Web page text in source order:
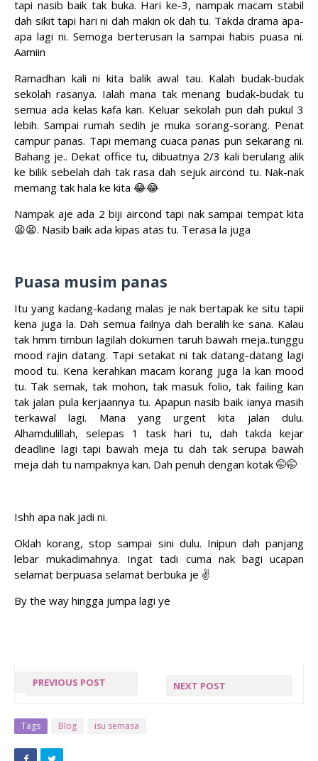
tapi nasib baik tak buka. Hari ke-3, nampak macam stabil
dah sikit tapi hari ni dah makin ok dah tu. Takda drama apa-
apa lagi ni. Semoga berterusan la sampai habis puasa ni.
Aamiin
Ramadhan kali ni kita balik awal tau. Kalah budak-budak
sekolah rasanya. Ialah mana tak menang budak-budak tu
semua ada kelas kafa kan. Keluar sekolah pun dah pukul 3
lebih. Sampai rumah sedih je muka sorang-sorang. Penat
campur panas. Tapi memang cuaca panas pun sekarang ni.
Bahang je.. Dekat office tu, dibuatnya 2/3 kali berulang alik
ke bilik sebelah dah tak rasa dah sejuk aircond tu. Nak-nak
memang tak hala ke kita 😂😂
Nampak aje ada 2 biji aircond tapi nak sampai tempat kita
😫😫. Nasib baik ada kipas atas tu. Terasa la juga
Puasa musim panas
Itu yang kadang-kadang malas je nak bertapak ke situ tapii
kena juga la. Dah semua failnya dah beralih ke sana. Kalau
tak hmm timbun lagilah dokumen taruh bawah meja..tunggu
mood rajin datang. Tapi setakat ni tak datang-datang lagi
mood tu. Kena kerahkan macam korang juga la kan mood
tu. Tak semak, tak mohon, tak masuk folio, tak failing kan
tak jalan pula kerjaannya tu. Apapun nasib baik ianya masih
terkawal lagi. Mana yang urgent kita jalan dulu.
Alhamdulillah, selepas 1 task hari tu, dah takda kejar
deadline lagi tapi bawah meja tu dah tak serupa bawah
meja dah tu nampaknya kan. Dah penuh dengan kotak 🤭🤭
Ishh apa nak jadi ni.
Oklah korang, stop sampai sini dulu. Inipun dah panjang
lebar mukadimahnya. Ingat tadi cuma nak bagi ucapan
selamat berpuasa selamat berbuka je ✌
By the way hingga jumpa lagi ye
PREVIOUS POST NEXT POST
Tags Blog isu semasa